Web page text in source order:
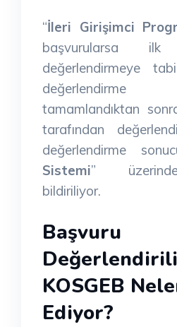
“İleri Girişimci
başvurularsa
değerlendirmeye
tamamlandıktan
tarafından
değerlendirme
Sistemi”
bildiriliyor.
Başvuru
KOSGEB
Ediyor?